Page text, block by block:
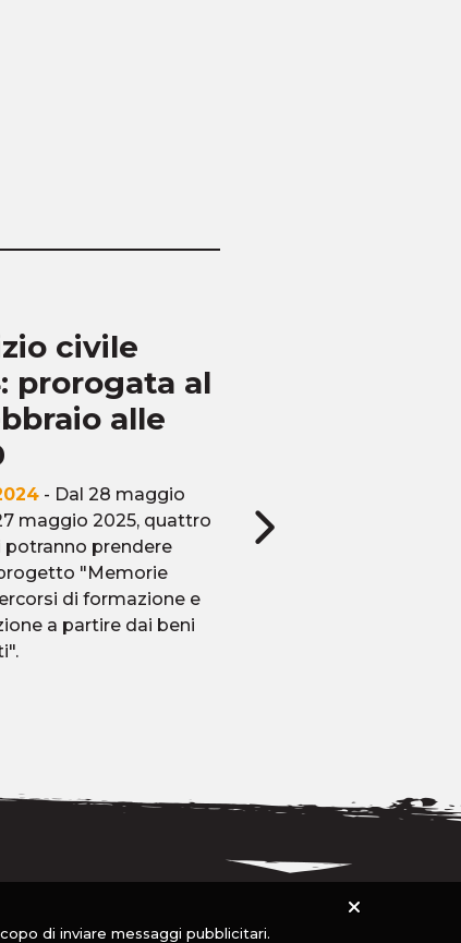
civile
prorogata al
alle
- Dal 28 maggio
maggio 2025, quattro
prendere
"Memorie
di formazione e
a partire dai beni
Cambiamo le parole
cambiare il mondo”
di inviare messaggi pubblicitari.